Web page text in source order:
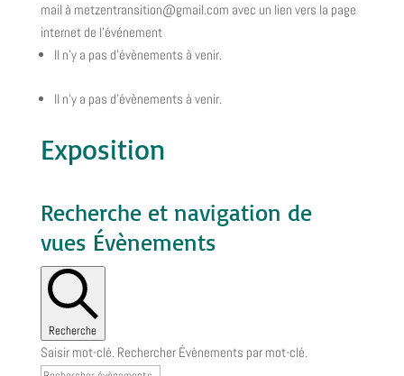
mail à metzentransition@gmail.com avec un lien vers la page
internet de l’événement
Il n’y a pas d’évènements à venir.
Il n’y a pas d’évènements à venir.
Exposition
Recherche et navigation de
vues Évènements
Recherche
Saisir mot-clé. Rechercher Évènements par mot-clé.